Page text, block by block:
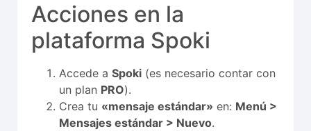
Acciones en la
plataforma Spoki
Accede a Spoki (es necesario contar con
un plan PRO).
Crea tu «mensaje estándar» en: Menú >
Mensajes estándar > Nuevo.